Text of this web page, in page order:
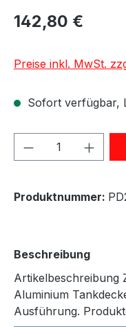
142,80 €
Preise inkl. MwSt.
Sofort verfügbar,
Produkt
Produktnummer:
Beschreibung
Artikelbeschreibung
Aluminium
Ausführung.